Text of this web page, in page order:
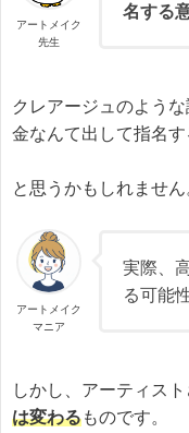
アートメイク
先生
名する
クレアージュのよう
金なんて出して指名
と思うかもしれません
アートメイク
マニア
実際、
る可能
しかし、アーティス
は変わるものです。